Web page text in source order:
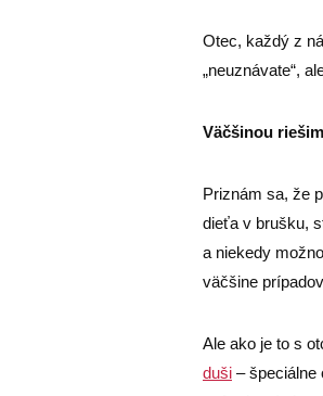
Otec, každý z
„neuznávate“,
Väčšinou
Priznám sa, že
dieťa v brušku,
a niekedy
väčšine
Ale ako je to s
duši – špeciálne